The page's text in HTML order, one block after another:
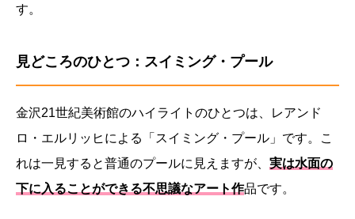
す。
見どころのひとつ：スイミング・プール
金沢21世紀美術館のハイライトのひとつは、レアンド
ロ・エルリッヒによる「スイミング・プール」です。こ
れは一見すると普通のプールに見えますが、 実は水面の
下に入ることができる不思議なアート作品です。